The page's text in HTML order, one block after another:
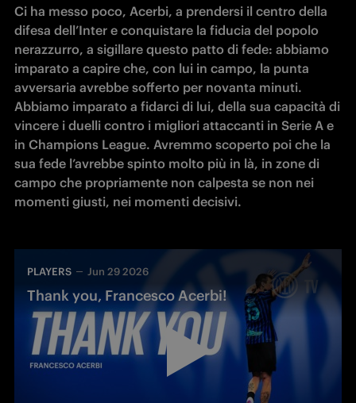
Ci ha messo poco, Acerbi, a prendersi il centro della
difesa dell’Inter e conquistare la fiducia del popolo
nerazzurro, a sigillare questo patto di fede: abbiamo
imparato a capire che, con lui in campo, la punta
avversaria avrebbe sofferto per novanta minuti.
Abbiamo imparato a fidarci di lui, della sua capacità di
vincere i duelli contro i migliori attaccanti in Serie A e
in Champions League. Avremmo scoperto poi che la
sua fede l’avrebbe spinto molto più in là, in zone di
campo che propriamente non calpesta se non nei
momenti giusti, nei momenti decisivi.
PLAYERS Jun 29 2026
Thank you, Francesco Acerbi!